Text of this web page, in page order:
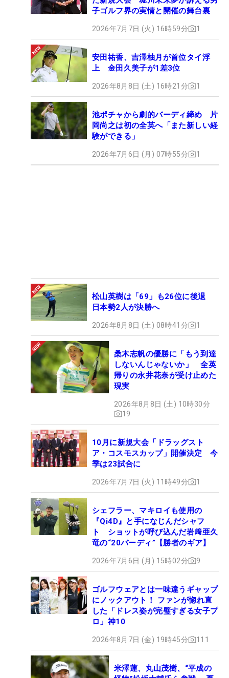
子ゴルフ界の実情と開催の舞台裏
2026年7月7日 (火) 16時59分 1
安田祐香、吉澤柚月が首位タイ浮
上 金田久美子が1差3位
2026年8月8日 (土) 16時21分 1
池ポチャから劇的バーディ締め 片
岡尚之は初の全英へ「また新しい経
験ができる」
2026年7月6日 (月) 07時55分 1
松山英樹は「69」も26位に後退
日本勢2人が決勝へ
2026年8月8日 (土) 08時41分 1
桑木志帆の優勝に「もう到達
しないんじゃないか」 全英
帰りの永井花奈が受け止めた
現実
2026年8月8日 (土) 10時30分
19
10月に新規大会「ドラッグスト
ア・コスモスカップ」開催決定 今
季は23試合に
2026年7月7日 (火) 11時49分 1
シェフラー、マキロイも使用の
『Qi4D』と手になじんだシャフ
ト ショットが呼び込んだ岩﨑亜久
竜の“20バーディ”【勝者のギア】
2026年7月6日 (月) 15時02分 9
ゴルフウェアとは一味違うギャップ
にノックアウト！ ファンが惚れ直
した「ドレス姿が完璧すぎる女子プ
ロ」神10
2026年8月7日 (金) 19時45分 111
米澤蓮、丸山茂樹、“平成の